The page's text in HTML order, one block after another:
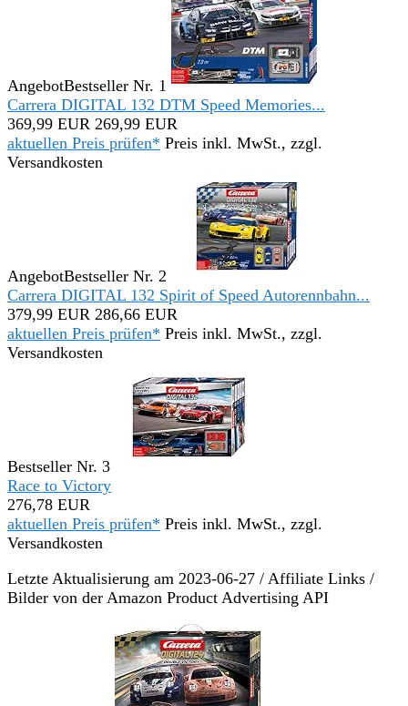
AngebotBestseller Nr. 1
Carrera DIGITAL 132 DTM Speed Memories...
369,99 EUR 269,99 EUR
aktuellen Preis prüfen* Preis inkl. MwSt., zzgl.
Versandkosten
AngebotBestseller Nr. 2
Carrera DIGITAL 132 Spirit of Speed Autorennbahn...
379,99 EUR 286,66 EUR
aktuellen Preis prüfen* Preis inkl. MwSt., zzgl.
Versandkosten
Bestseller Nr. 3
Race to Victory
276,78 EUR
aktuellen Preis prüfen* Preis inkl. MwSt., zzgl.
Versandkosten
Letzte Aktualisierung am 2023-06-27 / Affiliate Links /
Bilder von der Amazon Product Advertising API